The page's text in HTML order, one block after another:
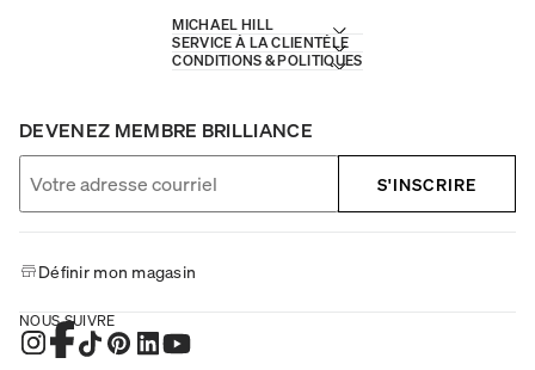
MICHAEL HILL
SERVICE À LA CLIENTÈLE
CONDITIONS & POLITIQUES
DEVENEZ MEMBRE BRILLIANCE
S'INSCRIRE
Définir mon magasin
NOUS SUIVRE